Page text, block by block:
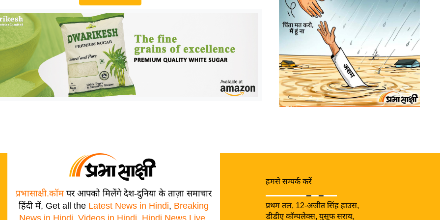
प्रभासाक्षी.कॉमपर आपको मिलेंगे देश-दुनिया के ताज़ा समाचार
हिंदी में, Get all the Latest News in Hindi, Breaking
हमसे सम्पर्क करें
प्रथम तल, 12-अजीत सिंह हाउस,
डीडीए कॉम्पलेक्स, युसूफ सराय,